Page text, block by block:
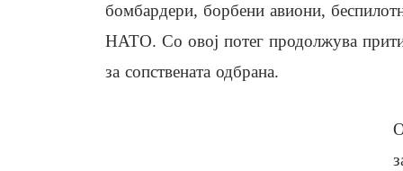
бомбардери, борбени авиони,
НАТО. Со овој потег продолжува
за сопствената одбрана.